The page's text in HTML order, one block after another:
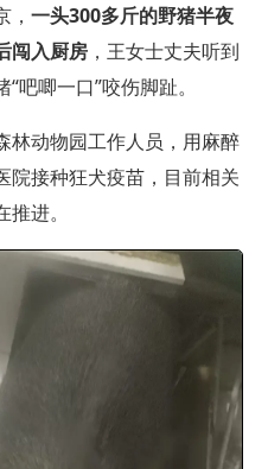
一头300多斤的野猪半夜
闯入厨房，王女士丈夫听到
吧唧一口”咬伤脚趾。
林动物园工作人员，用麻醉
院接种狂犬疫苗，目前相关
进。